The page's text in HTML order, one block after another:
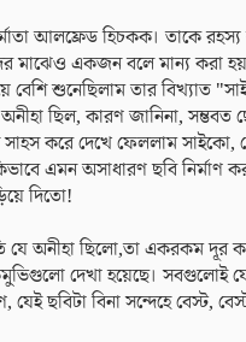
আলফ্রেড হিচকক। তাকে
মাঝেও একজন বলে মান্য করা
বেশি শুনেছিলাম তার বিখ্যাত
ছিল, কারণ জানিনা, সম্ভবত
করে দেখে ফেললাম
এমন অসাধারণ ছবি নির্মাণ
দিতো!
যে অনীহা ছিলো,তা একরকম দূর
দেখা হয়েছে। সবগুলোই
ছবিটা বিনা সন্দেহে বেস্ট,